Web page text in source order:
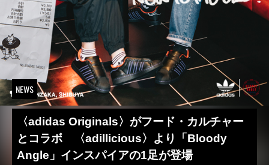
NEWS
〈adidas Originals〉がフード・カルチャー
とコラボ 〈adillicious〉より「Bloody
Angle」インスパイアの1足が登場